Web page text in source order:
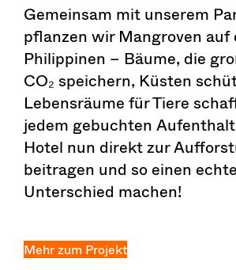
Gemeinsam mit unserem
pflanzen wir Mangroven auf
Philippinen – Bäume, die
CO₂ speichern, Küsten
Lebensräume für Tiere
jedem gebuchten
Hotel nun direkt zur
beitragen und so einen
Unterschied machen!
Mehr zum Projekt